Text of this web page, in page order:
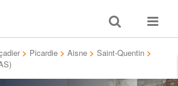
Toggle
search
Toggle
> Picardie > Aisne > Saint-Quentin >